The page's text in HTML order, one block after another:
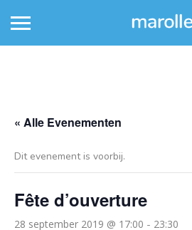
« Alle Evenementen
Dit evenement is voorbij.
Fête d’ouverture
28 september 2019 @ 17:00 - 23:30